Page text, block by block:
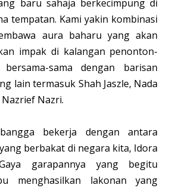
baru sahaja berkecimpung di
tempatan. Kami yakin kombinasi
aura baharu yang akan
impak di kalangan penonton-
sama dengan barisan
lain termasuk Shah Jaszle, Nada
Nazri.
bekerja dengan antara
berbakat di negara kita, Idora
garapannya yang begitu
menghasilkan lakonan yang